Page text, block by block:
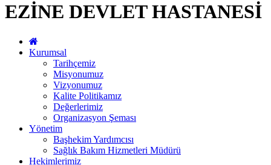
EZİNE DEVLET HASTANESİ
Kurumsal
Tarihçemiz
Misyonumuz
Vizyonumuz
Kalite Politikamız
Değerlerimiz
Organizasyon Şeması
Yönetim
Başhekim Yardımcısı
Sağlık Bakım Hizmetleri Müdürü
Hekimlerimiz